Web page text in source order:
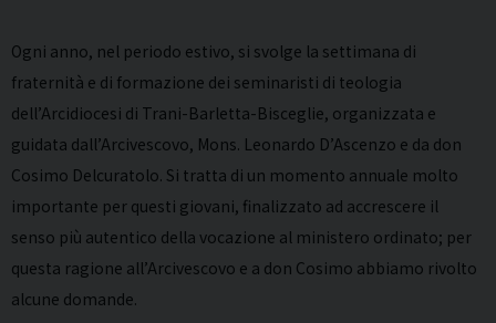
Ogni anno, nel periodo estivo, si svolge la settimana di
fraternità e di formazione dei seminaristi di teologia
dell’Arcidiocesi di Trani-Barletta-Bisceglie, organizzata e
guidata dall’Arcivescovo, Mons. Leonardo D’Ascenzo e da don
Cosimo Delcuratolo. Si tratta di un momento annuale molto
importante per questi giovani, finalizzato ad accrescere il
senso più autentico della vocazione al ministero ordinato; per
questa ragione all’Arcivescovo e a don Cosimo abbiamo rivolto
alcune domande.